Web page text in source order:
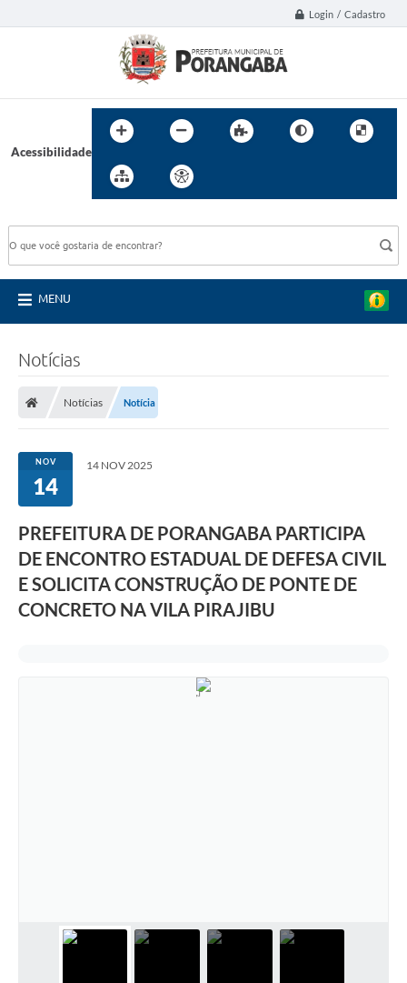
Login / Cadastro
Acessibilidade
MENU
Notícias
Notícias Notícia
NOV
14
14 NOV 2025
PREFEITURA DE PORANGABA PARTICIPA
DE ENCONTRO ESTADUAL DE DEFESA CIVIL
E SOLICITA CONSTRUÇÃO DE PONTE DE
CONCRETO NA VILA PIRAJIBU